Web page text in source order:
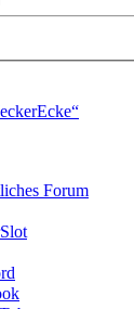
Forum